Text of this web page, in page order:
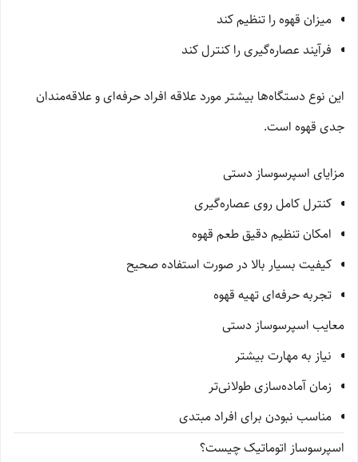
میزان قهوه را تنظیم کند
فرآیند عصاره‌گیری را کنترل کند
این نوع دستگاه‌ها بیشتر مورد علاقه افراد حرفه‌ای و علاقه‌مندان
جدی قهوه است.
مزایای اسپرسوساز دستی
کنترل کامل روی عصاره‌گیری
امکان تنظیم دقیق طعم قهوه
کیفیت بسیار بالا در صورت استفاده صحیح
تجربه حرفه‌ای تهیه قهوه
معایب اسپرسوساز دستی
نیاز به مهارت بیشتر
زمان آماده‌سازی طولانی‌تر
مناسب نبودن برای افراد مبتدی
اسپرسوساز اتوماتیک چیست؟